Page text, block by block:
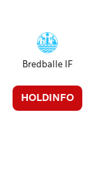
Bredballe IF
HOLDINFO